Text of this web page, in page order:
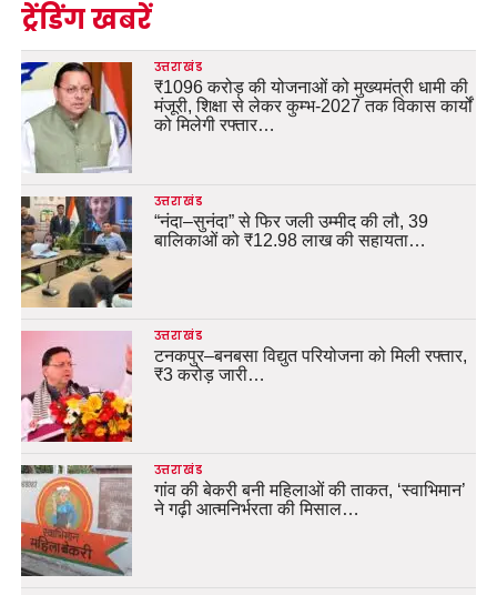
ट्रेंडिंग खबरें
उत्तराखंड
₹1096 करोड़ की योजनाओं को मुख्यमंत्री धामी की
मंजूरी, शिक्षा से लेकर कुम्भ-2027 तक विकास कार्यों
को मिलेगी रफ्तार…
उत्तराखंड
“नंदा–सुनंदा” से फिर जली उम्मीद की लौ, 39
बालिकाओं को ₹12.98 लाख की सहायता…
उत्तराखंड
टनकपुर–बनबसा विद्युत परियोजना को मिली रफ्तार,
₹3 करोड़ जारी…
उत्तराखंड
गांव की बेकरी बनी महिलाओं की ताकत, ‘स्वाभिमान’
ने गढ़ी आत्मनिर्भरता की मिसाल…